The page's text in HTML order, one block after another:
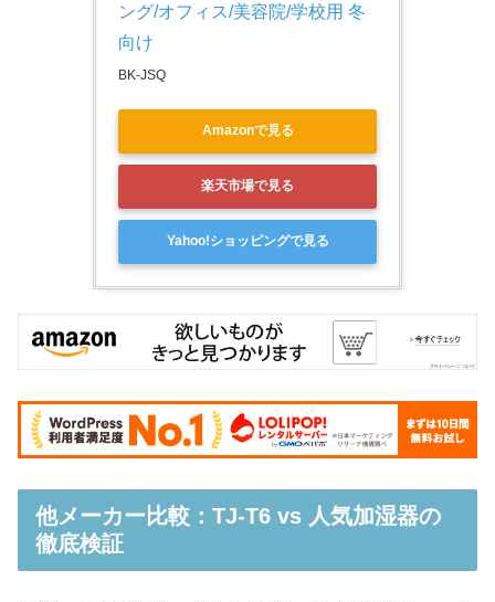
ング/オフィス/美容院/学校用 冬
向け
BK-JSQ
Amazonで見る
楽天市場で見る
Yahoo!ショッピングで見る
他メーカー比較：TJ-T6 vs 人気加湿器の
徹底検証